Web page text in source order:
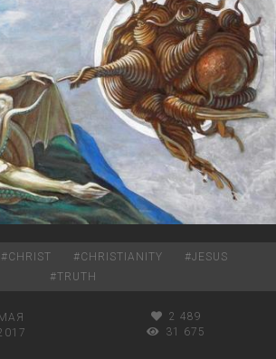
#CHRIST #CHRISTIANITY #JESUS
#TRUTH
МАЯ
2 489
31 675